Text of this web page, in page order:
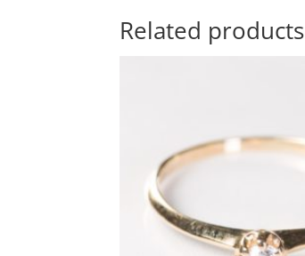
Related products